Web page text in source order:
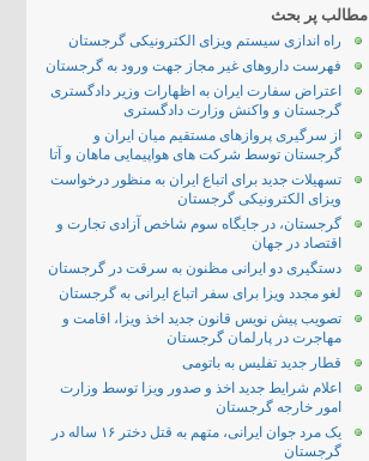
مطالب پر بحث
راه اندازی سیستم ویزای الکترونیکی گرجستان
فهرست داروهای غیر مجاز جهت ورود به گرجستان
اعتراض سفارت ایران به اظهارات وزیر دادگستری
گرجستان و واکنش وزارت دادگستری
از سرگیری پروازهای مستقیم میان ایران و
گرجستان توسط شرکت های هواپیمایی ماهان و آتا
تسهیلات جدید برای اتباع ایران به منظور درخواست
ویزای الکترونیکی گرجستان
گرجستان، در جایگاه سوم شاخص آزادی تجارت و
اقتصاد در جهان
دستگیری دو ایرانی مظنون به سرقت در گرجستان
لغو مجدد ویزا برای سفر اتباع ایرانی به گرجستان
تصویب پیش نویس قانون جدید اخذ ویزا، اقامت و
مهاجرت در پارلمان گرجستان
قطار جدید تفلیس به باتومی
اعلام شرایط جدید اخذ و صدور ویزا توسط وزارت
امور خارجه گرجستان
یک مرد جوان ایرانی، متهم به قتل دختر ۱۶ ساله در
گرجستان